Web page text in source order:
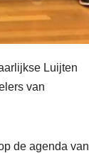
Luijten
van
de agenda van